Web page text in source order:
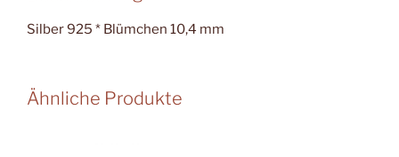
Silber 925 * Blümchen 10,4 mm
Ähnliche Produkte